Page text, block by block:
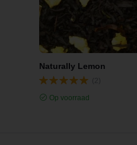
Naturally Lemon
Op voorraad